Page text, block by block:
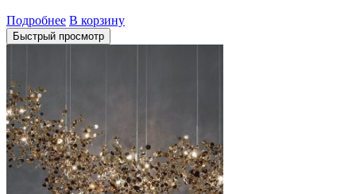
Подробнее В корзину
Быстрый просмотр